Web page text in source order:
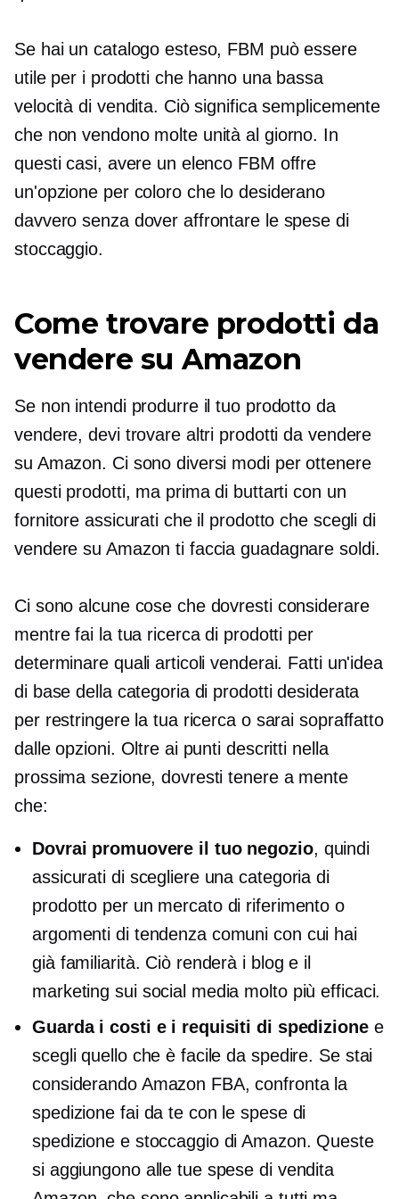
Se hai un catalogo esteso, FBM può essere
utile per i prodotti che hanno una bassa
velocità di vendita. Ciò significa semplicemente
che non vendono molte unità al giorno. In
questi casi, avere un elenco FBM offre
un'opzione per coloro che lo desiderano
davvero senza dover affrontare le spese di
stoccaggio.
Come trovare prodotti da
vendere su Amazon
Se non intendi produrre il tuo prodotto da
vendere, devi trovare altri prodotti da vendere
su Amazon. Ci sono diversi modi per ottenere
questi prodotti, ma prima di buttarti con un
fornitore assicurati che il prodotto che scegli di
vendere su Amazon ti faccia guadagnare soldi.
Ci sono alcune cose che dovresti considerare
mentre fai la tua ricerca di prodotti per
determinare quali articoli venderai. Fatti un'idea
di base della categoria di prodotti desiderata
per restringere la tua ricerca o sarai sopraffatto
dalle opzioni. Oltre ai punti descritti nella
prossima sezione, dovresti tenere a mente
che:
Dovrai promuovere il tuo negozio, quindi
assicurati di scegliere una categoria di
prodotto per un mercato di riferimento o
argomenti di tendenza comuni con cui hai
già familiarità. Ciò renderà i blog e il
marketing sui social media molto più efficaci.
Guarda i costi e i requisiti di spedizionee
scegli quello che è facile da spedire. Se stai
considerando Amazon FBA, confronta la
spedizione fai da te con le spese di
spedizione e stoccaggio di Amazon. Queste
si aggiungono alle tue spese di vendita